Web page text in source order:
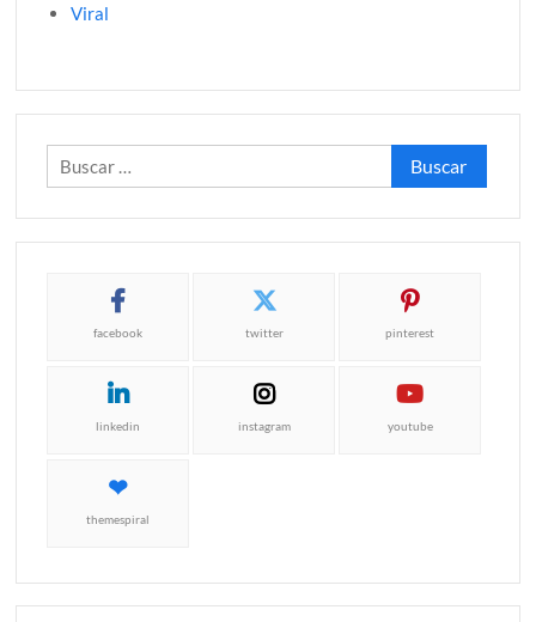
Viral
Buscar:
facebook twitter pinterest
linkedin instagram youtube
themespiral